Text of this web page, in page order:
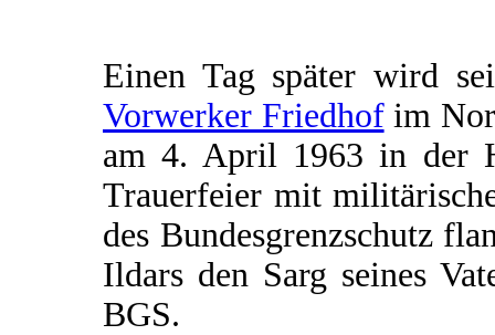
Einen Tag später wird
Vorwerker Friedhofim
am 4. April 1963 in der
Trauerfeier mit
des Bundesgrenzschutz
Ildars den Sarg seines
BGS.